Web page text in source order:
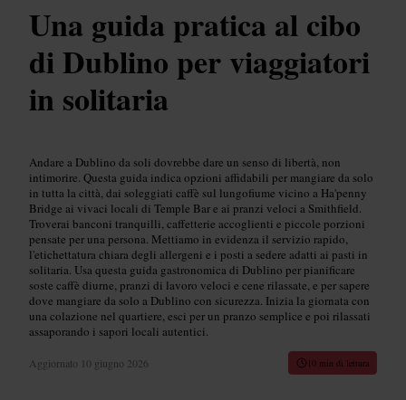
Una guida pratica al cibo
di Dublino per viaggiatori
in solitaria
Andare a Dublino da soli dovrebbe dare un senso di libertà, non
intimorire. Questa guida indica opzioni affidabili per mangiare da solo
in tutta la città, dai soleggiati caffè sul lungofiume vicino a Ha'penny
Bridge ai vivaci locali di Temple Bar e ai pranzi veloci a Smithfield.
Troverai banconi tranquilli, caffetterie accoglienti e piccole porzioni
pensate per una persona. Mettiamo in evidenza il servizio rapido,
l'etichettatura chiara degli allergeni e i posti a sedere adatti ai pasti in
solitaria. Usa questa guida gastronomica di Dublino per pianificare
soste caffè diurne, pranzi di lavoro veloci e cene rilassate, e per sapere
dove mangiare da solo a Dublino con sicurezza. Inizia la giornata con
una colazione nel quartiere, esci per un pranzo semplice e poi rilassati
assaporando i sapori locali autentici.
Aggiornato 10 giugno 2026 10 min di lettura